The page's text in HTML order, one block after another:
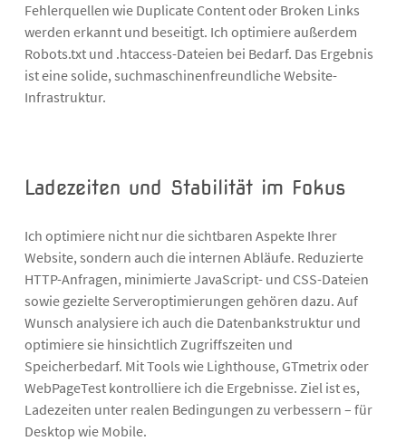
Fehlerquellen wie Duplicate Content oder Broken Links
werden erkannt und beseitigt. Ich optimiere außerdem
Robots.txt und .htaccess-Dateien bei Bedarf. Das Ergebnis
ist eine solide, suchmaschinenfreundliche Website-
Infrastruktur.
Ladezeiten und Stabilität im Fokus
Ich optimiere nicht nur die sichtbaren Aspekte Ihrer
Website, sondern auch die internen Abläufe. Reduzierte
HTTP-Anfragen, minimierte JavaScript- und CSS-Dateien
sowie gezielte Serveroptimierungen gehören dazu. Auf
Wunsch analysiere ich auch die Datenbankstruktur und
optimiere sie hinsichtlich Zugriffszeiten und
Speicherbedarf. Mit Tools wie Lighthouse, GTmetrix oder
WebPageTest kontrolliere ich die Ergebnisse. Ziel ist es,
Ladezeiten unter realen Bedingungen zu verbessern – für
Desktop wie Mobile.